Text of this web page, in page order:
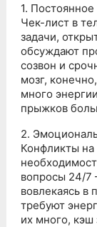
1.
Чек-лист в
задачи,
обсуждают
созвон и
мозг,
много
прыжков
2.
Конфликты на
вопросы 24/7
вовлекаясь
требуют
их много, кэш